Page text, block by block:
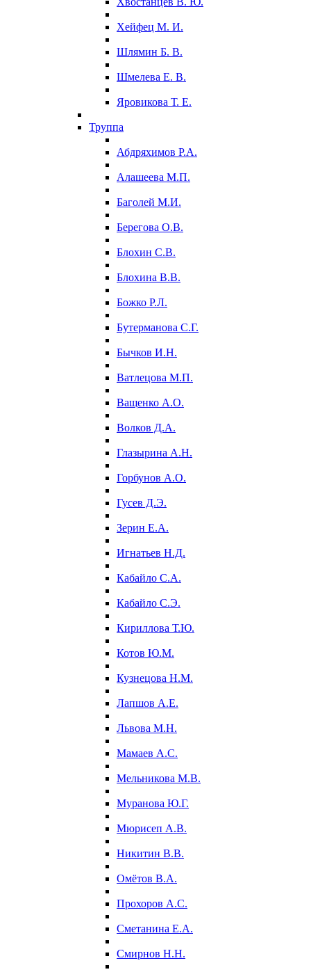
Хейфец М. И.
Шлямин Б. В.
Шмелева Е. В.
Яровикова Т. Е.
Труппа
Абдряхимов Р.А.
Алашеева М.П.
Баголей М.И.
Берегова О.В.
Блохин С.В.
Блохина В.В.
Божко Р.Л.
Бутерманова С.Г.
Бычков И.Н.
Ватлецова М.П.
Ващенко А.О.
Волков Д.А.
Глазырина А.Н.
Горбунов А.О.
Гусев Д.Э.
Зерин Е.А.
Игнатьев Н.Д.
Кабайло С.А.
Кабайло С.Э.
Кириллова Т.Ю.
Котов Ю.М.
Кузнецова Н.М.
Лапшов А.Е.
Львова М.Н.
Мамаев А.С.
Мельникова М.В.
Муранова Ю.Г.
Мюрисеп А.В.
Никитин В.В.
Омётов В.А.
Прохоров А.С.
Сметанина Е.А.
Смирнов Н.Н.